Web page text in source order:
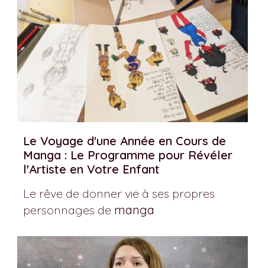
Le Voyage d'une Année en Cours de
Manga : Le Programme pour Révéler
l'Artiste en Votre Enfant
Le rêve de donner vie à ses propres
personnages de manga